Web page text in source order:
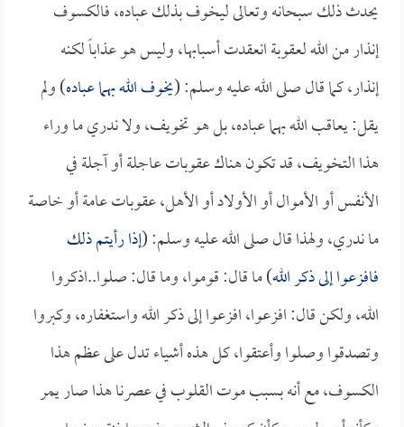
يحدث ذلك سبحانه وتعالى ليخوف بذلك عباده، فالكسوف
إنذار من الله لعقوبة انعقدت أسبابها، وليس هو عذاباً لكنه
إنذار، كما قال صلى الله عليه وسلم: (يخوف الله بهما عباده) ولم
يقل: يعاقب الله بهما عباده، بل هو تخويف، ولا ندري ما وراء
هذا التخويف، قد تكون هناك عقوبات عاجلة أو آجلة في
الأنفس أو الأموال أو الأولاد أو الأهل، عقوبات عامة أو خاصة
ما ندري، ولهذا قال صلى الله عليه وسلم: (إذا رأيتم ذلك
فافزعوا إلى ذكر الله) ما قال: قوموا، وما قال: صلوا..اذكروا
الله، ولكن قال: افزعوا، افزعوا إلى ذكر الله واستغفاره، وكبروا
وتصدقوا وصلوا وأعتقوا، كل هذه أشياء تدل على عظم هذا
الكسوف، مع أنه بسبب موت القلوب في عصرنا هذا صار يمر